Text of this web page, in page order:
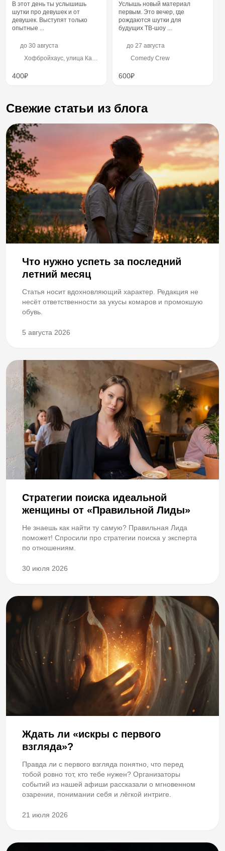
В этот день ты услышишь
шутки про девушек и от
девушек. Выступят только
опытные ...
до 30 августа
Хофбройхаус, улица Кави
400₽
Услышь новый материал
первым. Это вечер, где
рождаются шутки для
будущих ТВ-шоу ...
до 27 августа
Comedy Crew
600₽
Свежие статьи из блога
Что нужно успеть за последний
летний месяц
Статья носит вдохновляющий характер. Редакция не
несёт ответственности за укусы комаров и промокшую
обувь.
5 августа 2026
Стратегии поиска идеальной
женщины от «Правильной Лиды»
Не знаешь как найти ту самую? Правильная Лида
поможет! Спросили про стратегии поиска у эксперта
по отношениям.
30 июля 2026
Ждать ли «искры с первого
взгляда»?
Правда ли с первого взгляда понятно, что перед
тобой ровно тот, кто тебе нужен? Организаторы
событий из нашей афиши рассказали о мгновенном
озарении, понимании себя и лёгкой интриге.
21 июля 2026